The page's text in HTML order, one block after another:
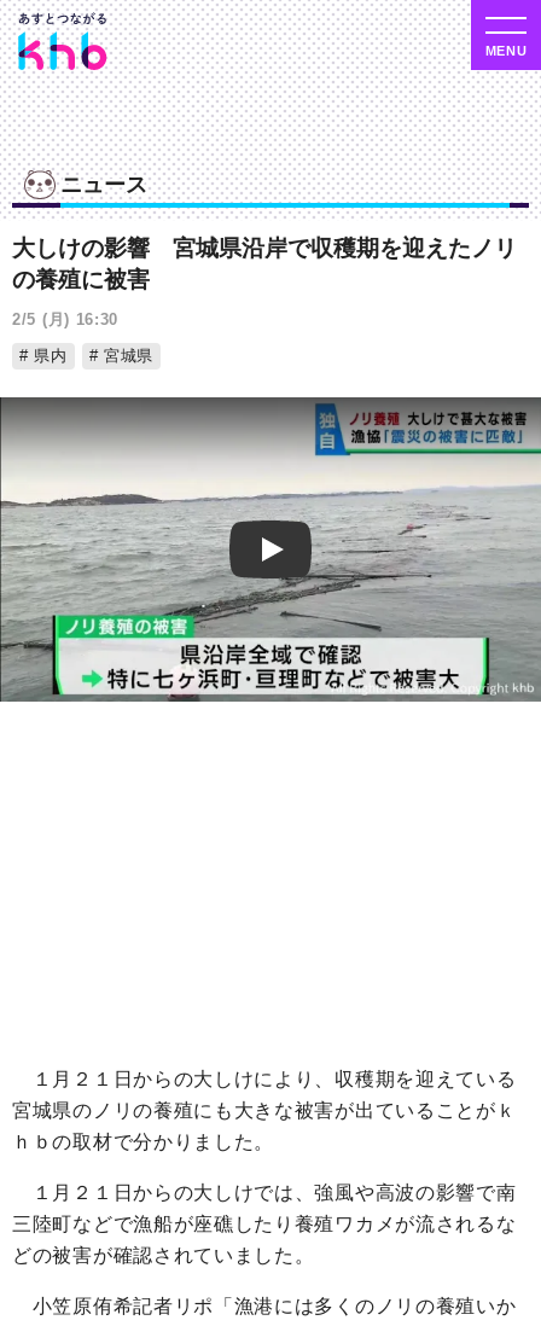
ニュース
大しけの影響 宮城県沿岸で収穫期を迎えたノリ
の養殖に被害
2/5 (月) 16:30
県内
宮城県
Play
１月２１日からの大しけにより、収穫期を迎えている
宮城県のノリの養殖にも大きな被害が出ていることがｋ
ｈｂの取材で分かりました。
１月２１日からの大しけでは、強風や高波の影響で南
三陸町などで漁船が座礁したり養殖ワカメが流されるな
どの被害が確認されていました。
小笠原侑希記者リポ「漁港には多くのノリの養殖いか